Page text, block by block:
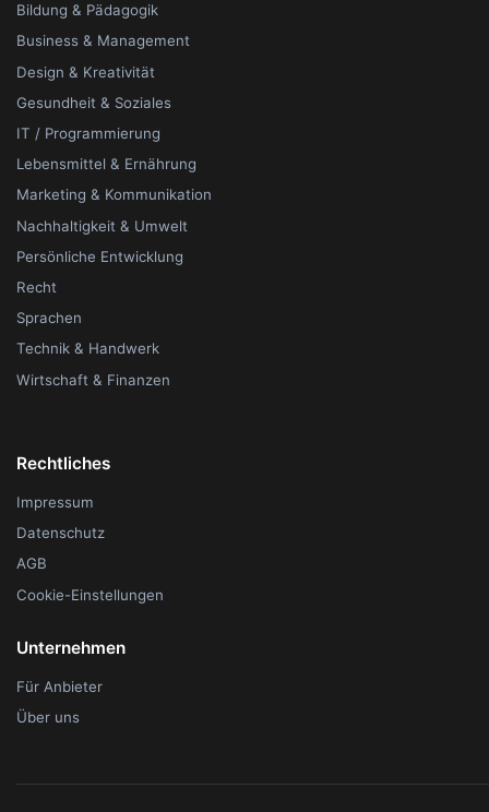
Bildung & Pädagogik
Business & Management
Design & Kreativität
Gesundheit & Soziales
IT / Programmierung
Lebensmittel & Ernährung
Marketing & Kommunikation
Nachhaltigkeit & Umwelt
Persönliche Entwicklung
Recht
Sprachen
Technik & Handwerk
Wirtschaft & Finanzen
Rechtliches
Impressum
Datenschutz
AGB
Cookie-Einstellungen
Unternehmen
Für Anbieter
Über uns